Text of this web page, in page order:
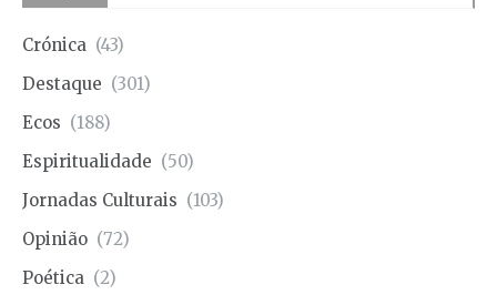
Crónica (43)
Destaque (301)
Ecos (188)
Espiritualidade (50)
Jornadas Culturais (103)
Opinião (72)
Poética (2)